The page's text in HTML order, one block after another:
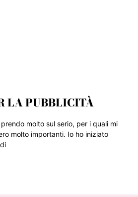
LA PUBBLICITÀ
molto sul serio, per i quali mi
molto importanti. Io ho iniziato